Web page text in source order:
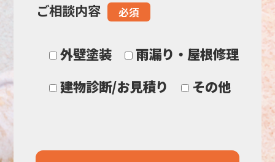
ま
ご相談内容 必須
外壁塗装
雨漏り・屋根修理
建物診断/お見積り
その他